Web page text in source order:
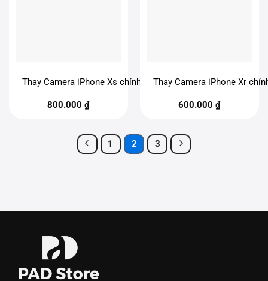
Thay Camera iPhone Xs chính hãng
800.000 ₫
Thay Camera iPhone Xr
600.000 ₫
1 2 3